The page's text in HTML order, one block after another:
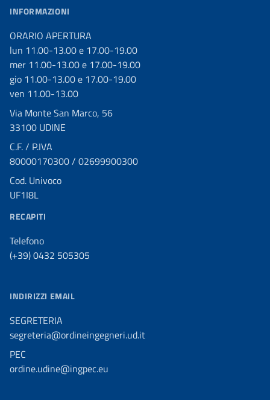
INFORMAZIONI
ORARIO APERTURA
lun 11.00-13.00 e 17.00-19.00
mer 11.00-13.00 e 17.00-19.00
gio 11.00-13.00 e 17.00-19.00
ven 11.00-13.00
Via Monte San Marco, 56
33100 UDINE
C.F. / P.IVA
80000170300 / 02699900300
Cod. Univoco
UF1I8L
RECAPITI
Telefono
(+39) 0432 505305
INDIRIZZI EMAIL
SEGRETERIA
segreteria@ordineingegneri.ud.it
PEC
ordine.udine@ingpec.eu